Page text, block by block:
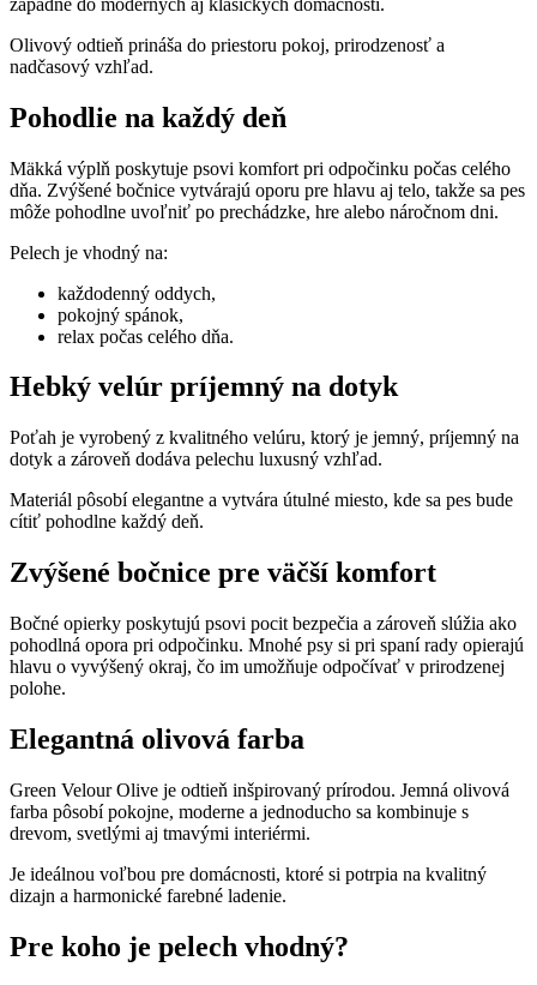
Olivový odtieň prináša do priestoru pokoj, prirodzenosť a
nadčasový vzhľad.
Pohodlie na každý deň
Mäkká výplň poskytuje psovi komfort pri odpočinku počas celého
dňa. Zvýšené bočnice vytvárajú oporu pre hlavu aj telo, takže sa pes
môže pohodlne uvoľniť po prechádzke, hre alebo náročnom dni.
Pelech je vhodný na:
každodenný oddych,
pokojný spánok,
relax počas celého dňa.
Hebký velúr príjemný na dotyk
Poťah je vyrobený z kvalitného velúru, ktorý je jemný, príjemný na
dotyk a zároveň dodáva pelechu luxusný vzhľad.
Materiál pôsobí elegantne a vytvára útulné miesto, kde sa pes bude
cítiť pohodlne každý deň.
Zvýšené bočnice pre väčší komfort
Bočné opierky poskytujú psovi pocit bezpečia a zároveň slúžia ako
pohodlná opora pri odpočinku. Mnohé psy si pri spaní rady opierajú
hlavu o vyvýšený okraj, čo im umožňuje odpočívať v prirodzenej
polohe.
Elegantná olivová farba
Green Velour Olive je odtieň inšpirovaný prírodou. Jemná olivová
farba pôsobí pokojne, moderne a jednoducho sa kombinuje s
drevom, svetlými aj tmavými interiérmi.
Je ideálnou voľbou pre domácnosti, ktoré si potrpia na kvalitný
dizajn a harmonické farebné ladenie.
Pre koho je pelech vhodný?